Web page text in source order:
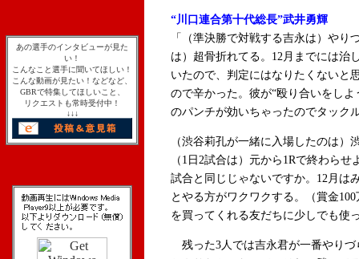
あの選手のインタビューが見た
い！
こんなこと選手に聞いてほしい！
こんな動画が見たい！などなど、
GBRで特集してほしいこと、
リクエストも常時受付中！
↓↓↓
“川口連合第十代総長”武井勇輝
「（準決勝で対戦する吉永は）や
は）超骨折れてる。12月までには治
いたので、判定にはなりたくないと
ので辛かった。彼が“殴り合いをし
のパンチが効いちゃったのでタック
（渋谷莉孔が一緒に入場したのは
（1日2試合は）元から1Rで終わら
試合と同じじゃないですか。12月は
とやる方がワクワクする。（賞金
を買ってくれる友だちに少しでも使
残った3人では吉永君が一番やり